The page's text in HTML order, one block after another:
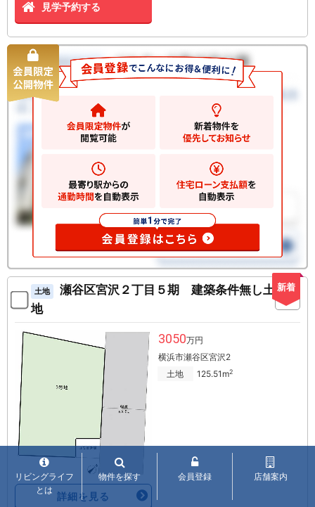
見学予約する
新着
土地
瀬谷区宮沢２丁目５期 建築条件無し土
地
詳細を見る
3050万円
横浜市瀬谷区宮沢2
土地
125.51m2
リビングライフ
とは
物件を探す 会員登録 店舗案内